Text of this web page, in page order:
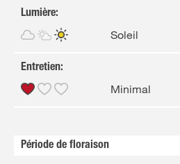
Lumière:
Soleil
Entretien:
Minimal
Période de floraison